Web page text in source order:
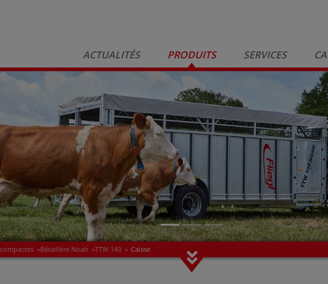
ACTUALITÉS PRODUITS SERVICES
»Bétaillère Noah »TTW 140 » Caisse